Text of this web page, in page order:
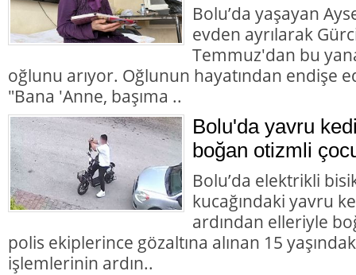
Bolu’da yaşayan
evden ayrılarak
Temmuz'dan bu
oğlunu arıyor. Oğlunun hayatından endişe
"Bana 'Anne, başıma ..
Bolu'da yavru
boğan otizmli
Bolu’da elektrikli
kucağındaki yavru
ardından elleriyle
polis ekiplerince gözaltına alınan 15
işlemlerinin ardın..